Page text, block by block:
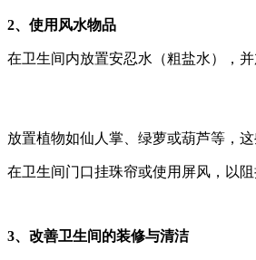
2、使用风水物品
在卫生间内放置安忍水（粗盐水），
放置植物如仙人掌、绿萝或葫芦等，
在卫生间门口挂珠帘或使用屏风，以阻
3、改善卫生间的装修与清洁